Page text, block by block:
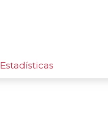
Estadísticas